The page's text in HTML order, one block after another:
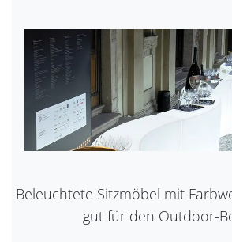
Beleuchtete Sitzmöbel mit
gut für den Outdoor-